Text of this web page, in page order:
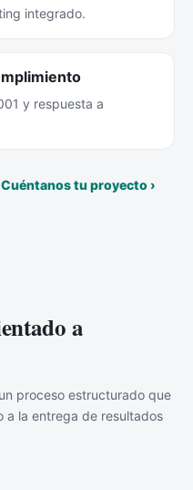
integrado.
y respuesta a
tu proyecto ›
a
proceso estructurado que
a la entrega de resultados